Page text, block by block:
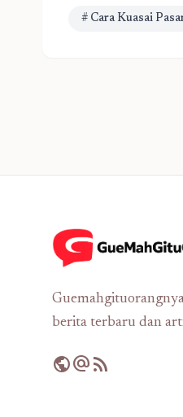
# Cara Kuasai
berita terbaru dan
publicalternate_emailrss_feed